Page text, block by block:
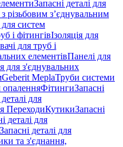
Запасні деталі для
різьбовим з’єднувальним
систем
і фітингівІзоляція для
для труб і
елементівПанелі для
для з'єднувальних
Geberit MeplaТруби системи
опаленняФітингиЗапасні
для
ПереходиКутикиЗапасні
деталі для
Запасні деталі для
та з'єднання,